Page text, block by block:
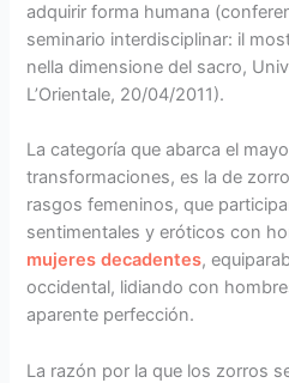
adquirir forma humana
seminario interdisciplinar: il
nella dimensione del sacro,
L’Orientale, 20/04/2011).
La categoría que abarca el
transformaciones, es la de
rasgos femeninos, que
sentimentales y eróticos con
mujeres decadentes,
occidental, lidiando con
aparente perfección.
La razón por la que los zorros